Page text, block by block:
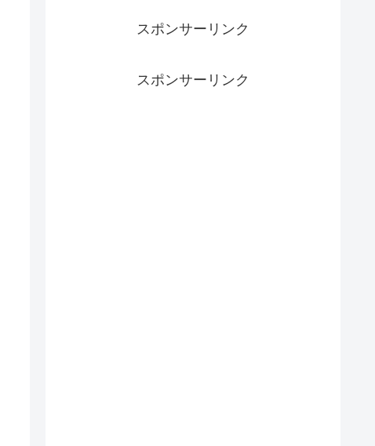
スポンサーリンク
スポンサーリンク